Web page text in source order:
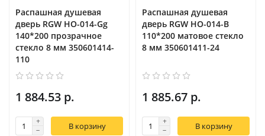
Распашная душевая
дверь RGW HO-014-Gg
140*200 прозрачное
стекло 8 мм 350601414-
110
1 884.53 р.
В корзину
Распашная душевая
дверь RGW HO-014-B
110*200 матовое стекло
8 мм 350601411-24
1 885.67 р.
В корзину